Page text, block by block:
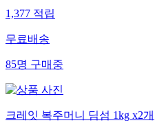
1,377적립
무료배송
85명구매중
크레잇 복주머니 딤섬 1kg x2개